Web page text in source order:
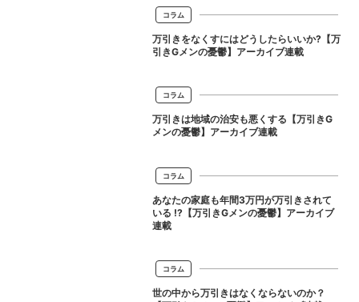
コラム
万引きをなくすにはどうしたらいいか?【万
引きGメンの憂鬱】アーカイブ連載
コラム
万引きは地域の治安も悪くする【万引きG
メンの憂鬱】アーカイブ連載
コラム
あなたの家庭も年間3万円が万引きされて
いる !?【万引きGメンの憂鬱】アーカイブ
連載
コラム
世の中から万引きはなくならないのか？